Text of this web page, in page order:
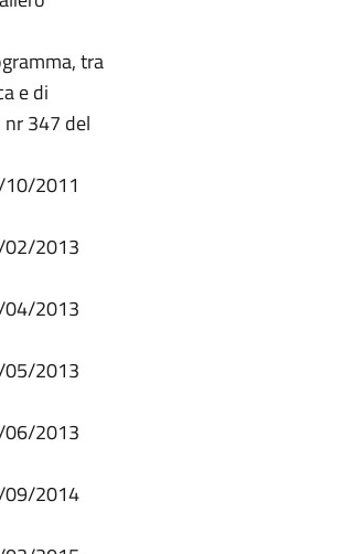
tra
e di
347 del
10/2011
02/2013
04/2013
05/2013
06/2013
09/2014